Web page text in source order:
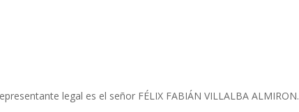
legal es el señor FÉLIX FABIÁN VILLALBA ALMIRON.